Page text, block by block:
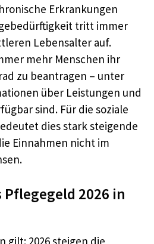
Erkrankungen
tritt immer
Lebensalter auf.
mehr Menschen ihr
zu beantragen – unter
über Leistungen und
sind. Für die soziale
dies stark steigende
Einnahmen nicht im
2026 in
gilt: 2026 steigen die